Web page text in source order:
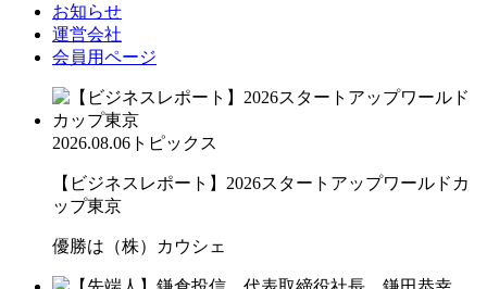
お知らせ
運営会社
会員用ページ
2026.08.06 トピックス
【ビジネスレポート】2026スタートアップワールドカ
ップ東京
優勝は（株）カウシェ